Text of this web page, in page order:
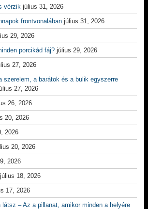
vérzik július 31, 2026
frontvonalában július 31, 2026
29, 2026
porcikád fáj? július 29, 2026
27, 2026
szerelem, a barátok és a bulik egyszerre
27, 2026
26, 2026
20, 2026
2026
20, 2026
2026
július 18, 2026
17, 2026
– Az a pillanat, amikor minden a helyére